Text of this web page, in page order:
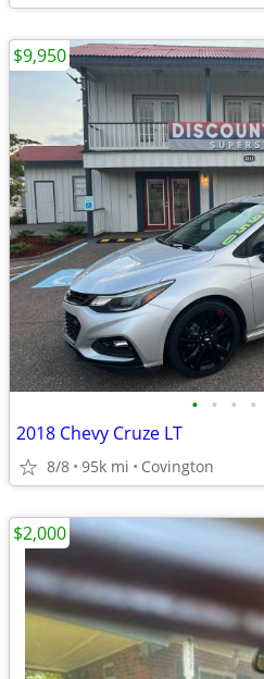
• • • •
2018 Chevy Cruze LT
8/8 95k mi Covington
$9,950
$2,000